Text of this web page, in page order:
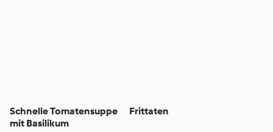
Schnelle Tomatensuppe
mit Basilikum
Frittaten